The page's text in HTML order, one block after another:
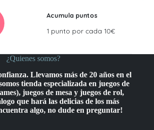
Acumula puntos
1 punto por cada 10€
¿Quienes somos?
Llevamos más de 20 años en el
tienda especializada en juegos de
juegos de mesa y juegos de rol,
que hará las delicias de los más
algo, no dude en preguntar!